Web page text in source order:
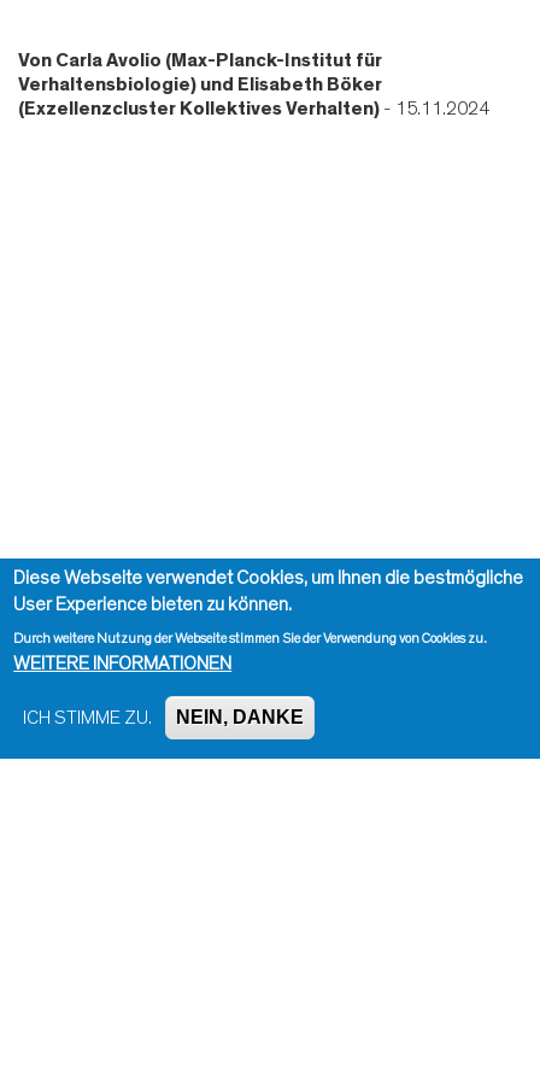
Von Carla Avolio (Max-Planck-Institut für
Verhaltensbiologie) und Elisabeth Böker
(Exzellenzcluster Kollektives Verhalten) - 15.11.2024
Diese Webseite verwendet Cookies, um Ihnen die bestmögliche
User Experience bieten zu können.
Durch weitere Nutzung der Webseite stimmen Sie der Verwendung von Cookies zu.
WEITERE INFORMATIONEN
ICH STIMME ZU. NEIN, DANKE